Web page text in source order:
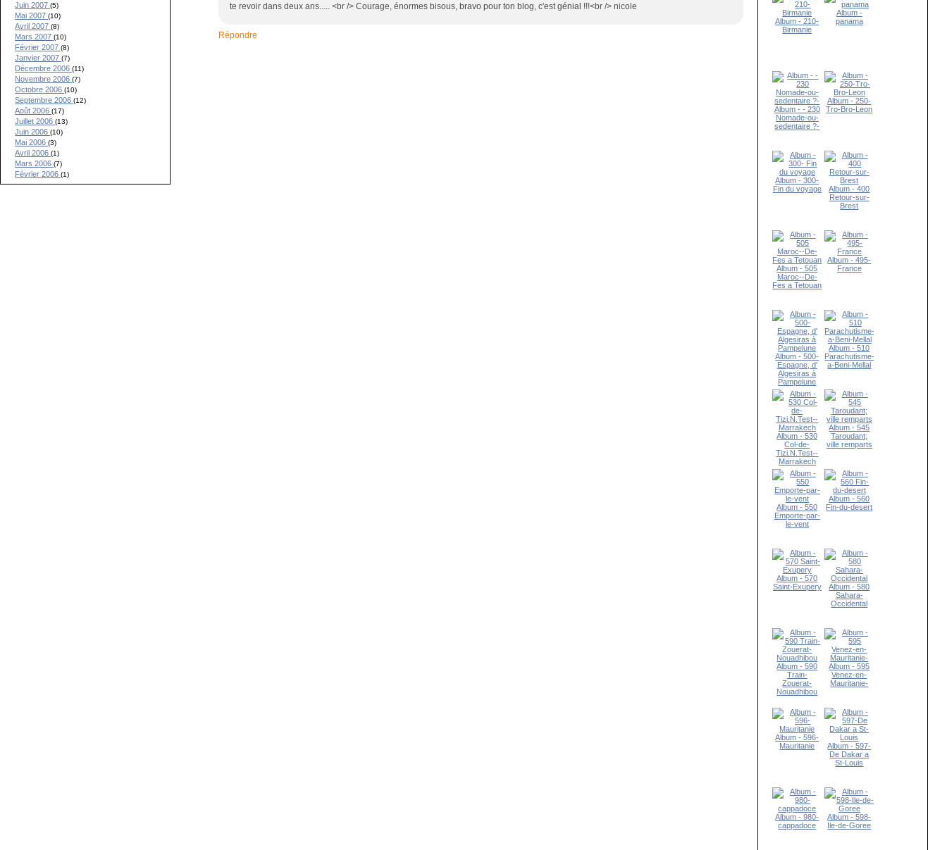
Juin 2007(5)
Mai 2007(10)
Avril 2007(8)
Mars 2007(10)
Février 2007(8)
Janvier 2007(7)
Décembre 2006(11)
Novembre 2006(7)
Octobre 2006(10)
Septembre 2006(12)
Août 2006(17)
Juillet 2006(13)
Juin 2006(10)
Mai 2006(3)
Avril 2006(1)
Mars 2006(7)
Février 2006(1)
te revoir dans deux ans..... <br /> Courage, énormes bisous, bravo pour ton blog, c'est génial !!!<br /> nicole
Répondre
Album - 210-
Birmanie
Album -
panama
Album - - 230
Nomade-ou-
sedentaire ?-
Album - 250-
Tro-Bro-Leon
Album - 300-
Fin du voyage
Album - 400
Retour-sur-
Brest
Album - 505
Maroc--De-
Fes a Tetouan
Album - 495-
France
Album - 500-
Espagne, d'
Algesiras à
Pampelune
Album - 510
Parachutisme-
a-Beni-Mellal
Album - 530
Col-de-
Tizi.N.Test--
Marrakech
Album - 545
Taroudant;
ville remparts
Album - 550
Emporte-par-
le-vent
Album - 560
Fin-du-desert
Album - 570
Saint-Exupery
Album - 580
Sahara-
Occidental
Album - 590
Train-
Zouerat-
Nouadhibou
Album - 595
Venez-en-
Mauritanie-
Album - 596-
Mauritanie
Album - 597-
De Dakar a
St-Louis
Album - 980-
cappadoce
Album - 598-
Ile-de-Goree